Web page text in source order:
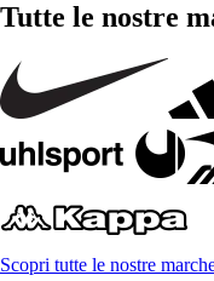
Tutte le nostre
Scopri tutte le nostre